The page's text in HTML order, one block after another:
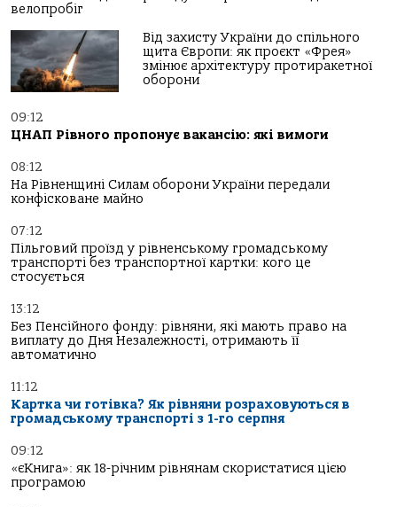
велопробіг
Від захисту України до спільного
щита Європи: як проєкт «Фрея»
змінює архітектуру протиракетної
оборони
09:12
ЦНАП Рівного пропонує вакансію: які вимоги
08:12
На Рівненщині Силам оборони України передали
конфісковане майно
07:12
Пільговий проїзд у рівненському громадському
транспорті без транспортної картки: кого це
стосується
13:12
Без Пенсійного фонду: рівняни, які мають право на
виплату до Дня Незалежності, отримають її
автоматично
11:12
Картка чи готівка? Як рівняни розраховуються в
громадському транспорті з 1-го серпня
09:12
«єКнига»: як 18-річним рівнянам скористатися цією
програмою